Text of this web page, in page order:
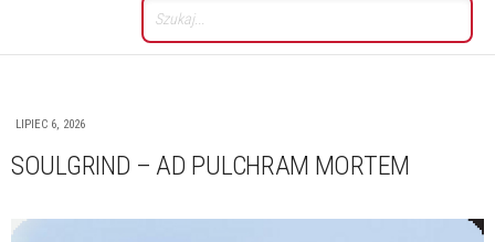
LIPIEC 6, 2026
SOULGRIND – AD PULCHRAM MORTEM